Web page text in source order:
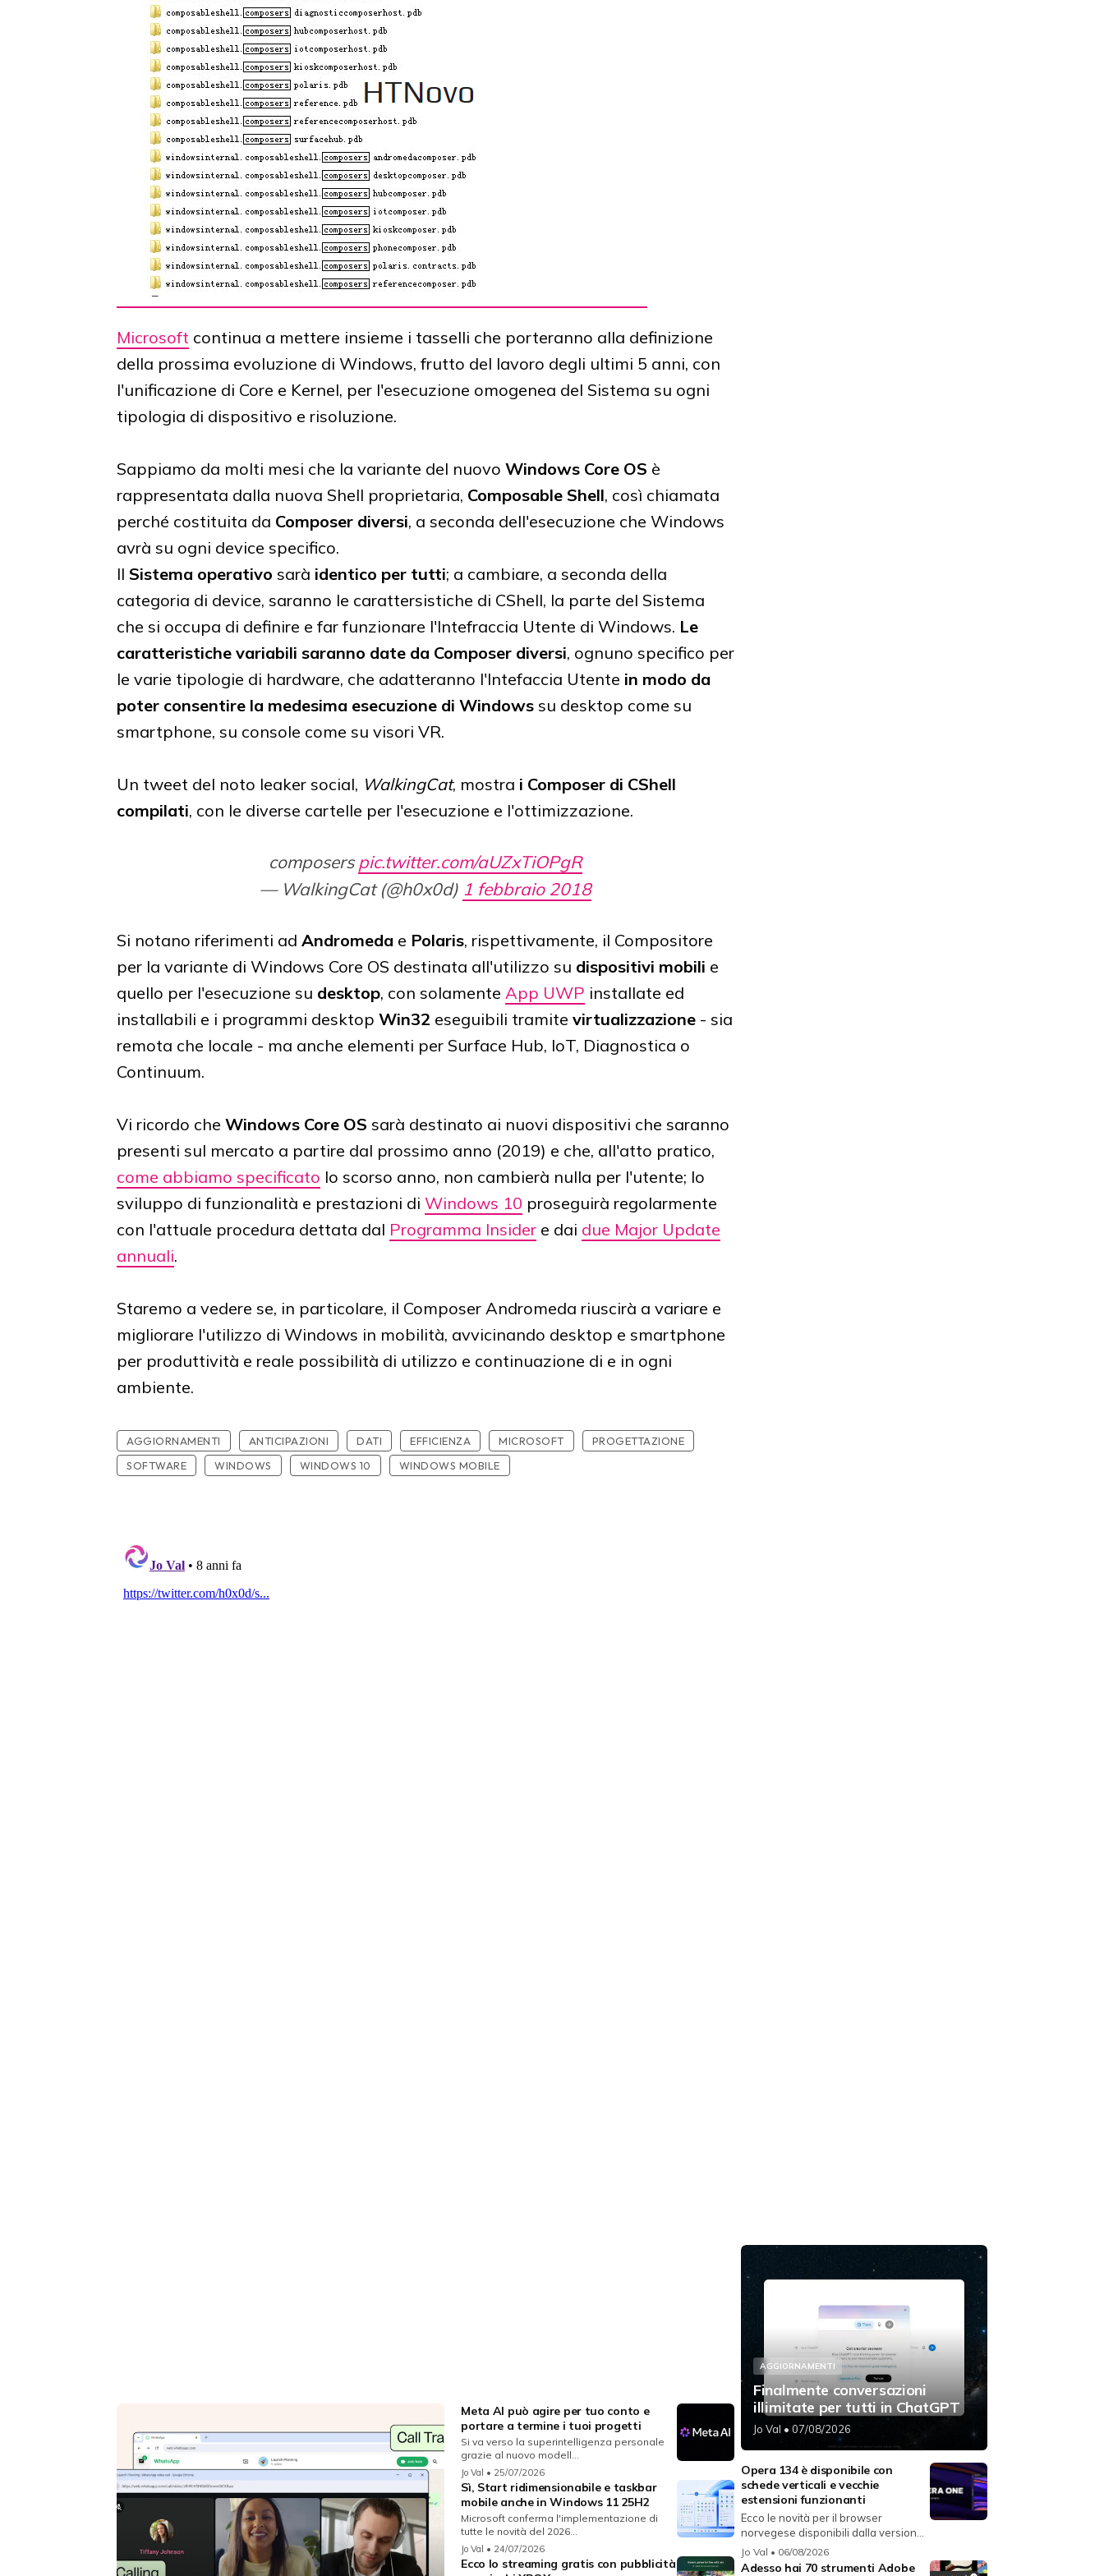
Microsoft continua a mettere insieme i tasselli che porteranno alla definizione
della prossima evoluzione di Windows, frutto del lavoro degli ultimi 5 anni, con
l'unificazione di Core e Kernel, per l'esecuzione omogenea del Sistema su ogni
tipologia di dispositivo e risoluzione.
Sappiamo da molti mesi che la variante del nuovo Windows Core OS è
rappresentata dalla nuova Shell proprietaria, Composable Shell, così chiamata
perché costituita da Composer diversi, a seconda dell'esecuzione che Windows
avrà su ogni device specifico.
Il Sistema operativo sarà identico per tutti; a cambiare, a seconda della
categoria di device, saranno le carattersistiche di CShell, la parte del Sistema
che si occupa di definire e far funzionare l'Intefraccia Utente di Windows. Le
caratteristiche variabili saranno date da Composer diversi, ognuno specifico per
le varie tipologie di hardware, che adatteranno l'Intefaccia Utente in modo da
poter consentire la medesima esecuzione di Windows su desktop come su
smartphone, su console come su visori VR.
Un tweet del noto leaker social, WalkingCat, mostra i Composer di CShell
compilati, con le diverse cartelle per l'esecuzione e l'ottimizzazione.
composerspic.twitter.com/aUZxTiOPgR
— WalkingCat (@h0x0d) 1 febbraio 2018
Si notano riferimenti ad Andromeda e Polaris, rispettivamente, il Compositore
per la variante di Windows Core OS destinata all'utilizzo su dispositivi mobili e
quello per l'esecuzione su desktop, con solamente App UWP installate ed
installabili e i programmi desktop Win32 eseguibili tramite virtualizzazione - sia
remota che locale - ma anche elementi per Surface Hub, IoT, Diagnostica o
Continuum.
Vi ricordo che Windows Core OS sarà destinato ai nuovi dispositivi che saranno
presenti sul mercato a partire dal prossimo anno (2019) e che, all'atto pratico,
come abbiamo specificato lo scorso anno, non cambierà nulla per l'utente; lo
sviluppo di funzionalità e prestazioni di Windows 10 proseguirà regolarmente
con l'attuale procedura dettata dal Programma Insider e dai due Major Update
annuali.
Staremo a vedere se, in particolare, il Composer Andromeda riuscirà a variare e
migliorare l'utilizzo di Windows in mobilità, avvicinando desktop e smartphone
per produttività e reale possibilità di utilizzo e continuazione di e in ogni
ambiente.
AGGIORNAMENTI ANTICIPAZIONI DATI EFFICIENZA MICROSOFT
PROGETTAZIONE
SOFTWARE
WINDOWS WINDOWS 10 WINDOWS MOBILE
Meta AI può agire per tuo conto e
portare a termine i tuoi progetti
Si va verso la superintelligenza personale
grazie al nuovo modell...
Jo Val • 25/07/2026
Sì, Start ridimensionabile e taskbar
mobile anche in Windows 11 25H2
Microsoft conferma l'implementazione di
tutte le novità del 2026...
Jo Val • 24/07/2026
Ecco lo streaming gratis con pubblicità
AGGIORNAMENTI
Finalmente conversazioni
illimitate per tutti in ChatGPT
Jo Val • 07/08/2026
Opera 134 è disponibile con
schede verticali e vecchie
estensioni funzionanti
Ecco le novità per il browser
norvegese disponibili dalla versione
134...
Jo Val • 06/08/2026
Adesso hai 70 strumenti Adobe